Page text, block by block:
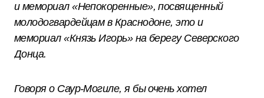
и мемориал «Непокоренные», посвященный
молодогвардейцам в Краснодоне, это и
мемориал «Князь Игорь» на берегу Северского
Донца.
Говоря о Саур-Могиле, я бы очень хотел